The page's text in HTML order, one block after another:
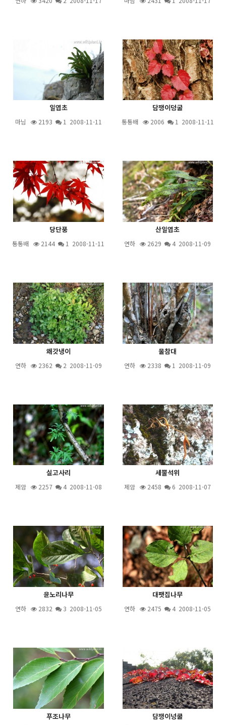
일엽초
마님 2193 1 2008-11-11
담쟁이덩굴
통통배 2006 1 2008-11-11
당단풍
통통배 2144 1 2008-11-11
산일엽초
연하 2629 4 2008-11-09
왜갓냉이
연하 2362 2 2008-11-09
물참대
연하 2338 1 2008-11-09
실고사리
제암 2257 42008-11-08
세뿔석위
제암 2458 6 2008-11-07
윤노리나무
연하 2832 3 2008-11-05
대팻집나무
연하 2475 4 2008-11-05
푸조나무 담쟁이넝쿨